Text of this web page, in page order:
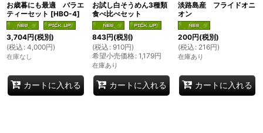
お歳暮にも最適 バラエ
ティーセット [HBO-4]
3,704円(税別)
(税込 : 4,000円)
在庫なし
カートに入れる
お試し白そうめん3種類
食べ比べセット
843円(税別)
(税込 : 910円)
希望小売価格: 1,179円
在庫あり
カートに入れる
淡路島産 フライドオニ
オン
200円(税別)
(税込 : 216円)
在庫あり
カートに入れる